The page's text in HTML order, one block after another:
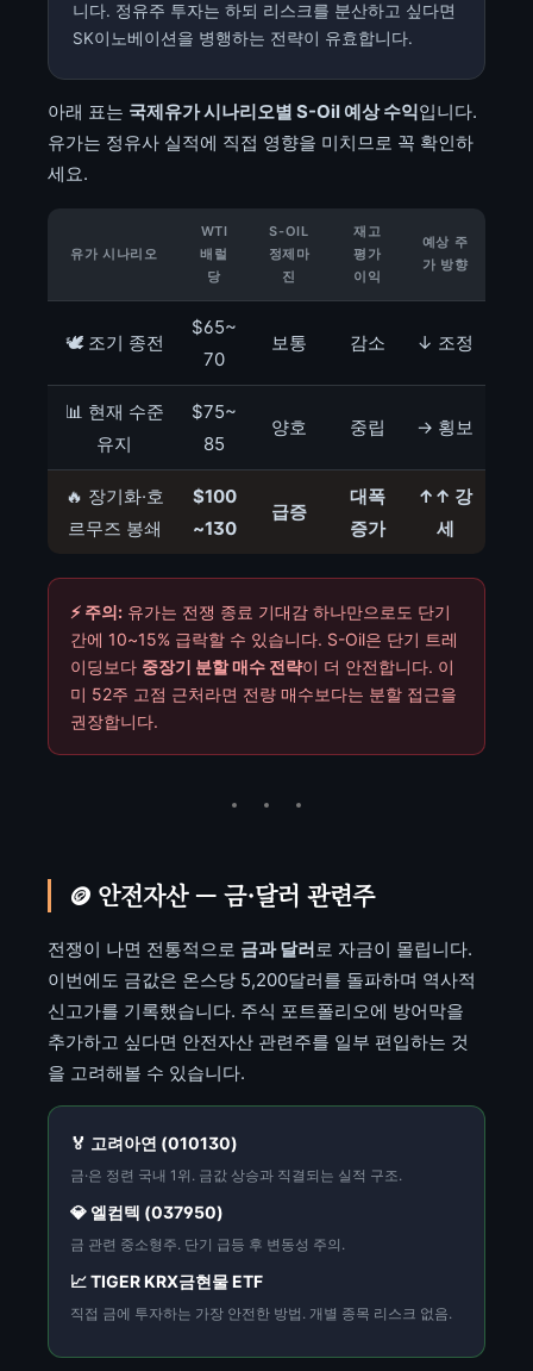
니다. 정유주 투자는 하되 리스크를 분산하고 싶다면
SK이노베이션을 병행하는 전략이 유효합니다.
아래 표는 국제유가 시나리오별 S-Oil 예상 수익입니다.
유가는 정유사 실적에 직접 영향을 미치므로 꼭 확인하
세요.
유가 시나리오
WTI
배럴
당
S-OIL
정제마
진
재고
평가
이익
예상 주
가 방향
🕊️ 조기 종전
$65~
70
보통 감소 ↓ 조정
📊 현재 수준
유지
$75~
85
양호 중립 → 횡보
🔥 장기화·호
르무즈 봉쇄
$100
~130
급증
대폭
증가
↑↑ 강
세
⚡ 주의: 유가는 전쟁 종료 기대감 하나만으로도 단기
간에 10~15% 급락할 수 있습니다. S-Oil은 단기 트레
이딩보다 중장기 분할 매수 전략이 더 안전합니다. 이
미 52주 고점 근처라면 전량 매수보다는 분할 접근을
권장합니다.
🪙 안전자산 — 금·달러 관련주
전쟁이 나면 전통적으로 금과 달러로 자금이 몰립니다.
이번에도 금값은 온스당 5,200달러를 돌파하며 역사적
신고가를 기록했습니다. 주식 포트폴리오에 방어막을
추가하고 싶다면 안전자산 관련주를 일부 편입하는 것
을 고려해볼 수 있습니다.
🏅 고려아연 (010130)
금·은 정련 국내 1위. 금값 상승과 직결되는 실적 구조.
💎 엘컴텍 (037950)
금 관련 중소형주. 단기 급등 후 변동성 주의.
📈 TIGER KRX금현물 ETF
직접 금에 투자하는 가장 안전한 방법. 개별 종목 리스크 없음.